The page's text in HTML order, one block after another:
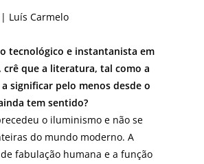
Luís Carmelo
tecnológico e instantanista em
crê que a literatura, tal como a
significar pelo menos desde o
tem sentido?
o iluminismo e não se
do mundo moderno. A
fabulação humana e a função